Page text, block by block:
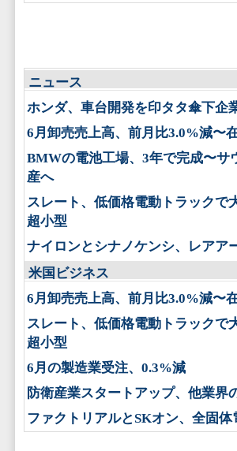
ニュース
ホンダ、車台開発を印タタ傘下企
6月卸売売上高、前月比3.0%減〜
BMWの電池工場、3年で完成〜サ
産へ
スレート、低価格電動トラックで
超小型
ナイロンとシナノケンシ、レアア
米国ビジネス
6月卸売売上高、前月比3.0%減〜
スレート、低価格電動トラックで
超小型
6月の製造業受注、0.3%減
防衛産業スタートアップ、他業界
ファクトリアルとSKオン、全固